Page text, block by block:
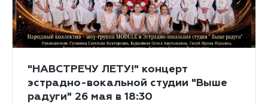
"НАВСТРЕЧУ ЛЕТУ!" концерт
эстрадно-вокальной студии "Выше
радуги" 26 мая в 18:30